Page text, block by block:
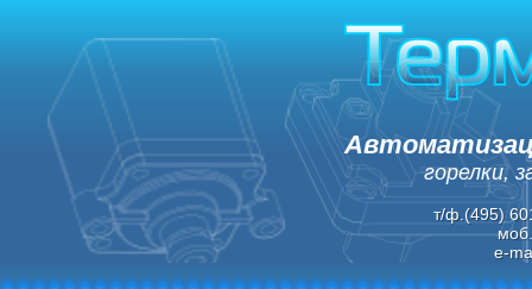
горелки,
т/ф.(495)
e-